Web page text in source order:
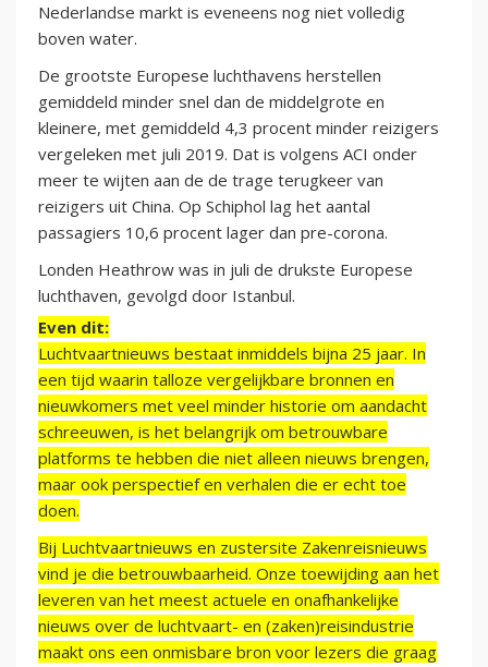
Nederlandse markt is eveneens nog niet volledig
boven water.
De grootste Europese luchthavens herstellen
gemiddeld minder snel dan de middelgrote en
kleinere, met gemiddeld 4,3 procent minder reizigers
vergeleken met juli 2019. Dat is volgens ACI onder
meer te wijten aan de de trage terugkeer van
reizigers uit China. Op Schiphol lag het aantal
passagiers 10,6 procent lager dan pre-corona.
Londen Heathrow was in juli de drukste Europese
luchthaven, gevolgd door Istanbul.
Even dit:
Luchtvaartnieuws bestaat inmiddels bijna 25 jaar. In
een tijd waarin talloze vergelijkbare bronnen en
nieuwkomers met veel minder historie om aandacht
schreeuwen, is het belangrijk om betrouwbare
platforms te hebben die niet alleen nieuws brengen,
maar ook perspectief en verhalen die er echt toe
doen.
Bij Luchtvaartnieuws en zustersite Zakenreisnieuws
vind je die betrouwbaarheid. Onze toewijding aan het
leveren van het meest actuele en onafhankelijke
nieuws over de luchtvaart- en (zaken)reisindustrie
maakt ons een onmisbare bron voor lezers die graag